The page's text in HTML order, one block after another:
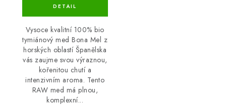
Vysoce kvalitní 100% bio
tymiánový med Bona Mel z
horských oblastí Španělska
vás zaujme svou výraznou,
kořenitou chutí a
intenzivním aroma. Tento
RAW med má plnou,
komplexní...